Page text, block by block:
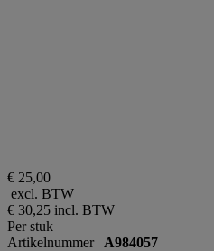
€ 25,00
excl. BTW
€ 30,25 incl. BTW
Per stuk
Artikelnummer A984057